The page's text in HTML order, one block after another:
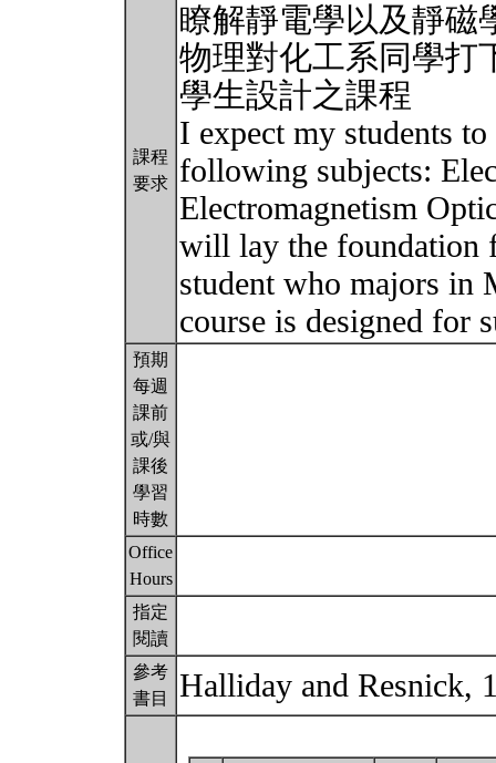
課程
要求
瞭解靜電學以及靜磁
物理對化工系同學打
學生設計之課程
I expect my students
following subjects:
Electromagnetism
will lay the foundation
student who majors in
course is designed for
預期
每週
課前
或/與
課後
學習
時數
Office
Hours
指定
閱讀
參考
書目
Halliday and Resnick,